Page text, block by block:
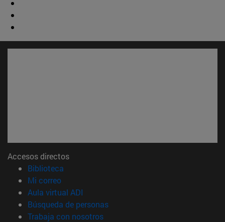
Accesos directos
Biblioteca
Mi correo(abre en nueva ventana)
Aula virtual ADI
Búsqueda de personas(abre en nueva ventana)
Trabaja con nosotros(abre en nueva ventana)